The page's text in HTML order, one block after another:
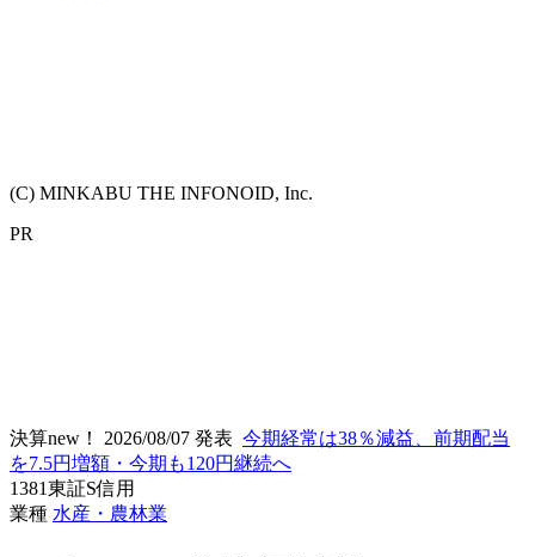
(C) MINKABU THE INFONOID, Inc.
PR
決算new！ 2026/08/07 発表 今期経常は38％減益、前期配当
を7.5円増額・今期も120円継続へ
1381東証S信用
業種 水産・農林業